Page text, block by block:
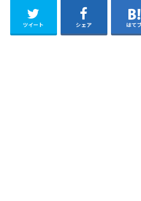
ツイート シェア はて